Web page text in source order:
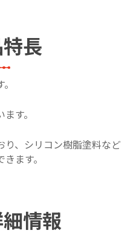
長
す。
り、シリコン樹脂塗料など
ます。
情報